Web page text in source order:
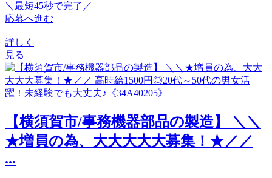
＼最短45秒で完了／
応募へ進む
詳しく
見る
【横須賀市/事務機器部品の製造】 ＼＼
★増員の為、大大大大大募集！★／／
...